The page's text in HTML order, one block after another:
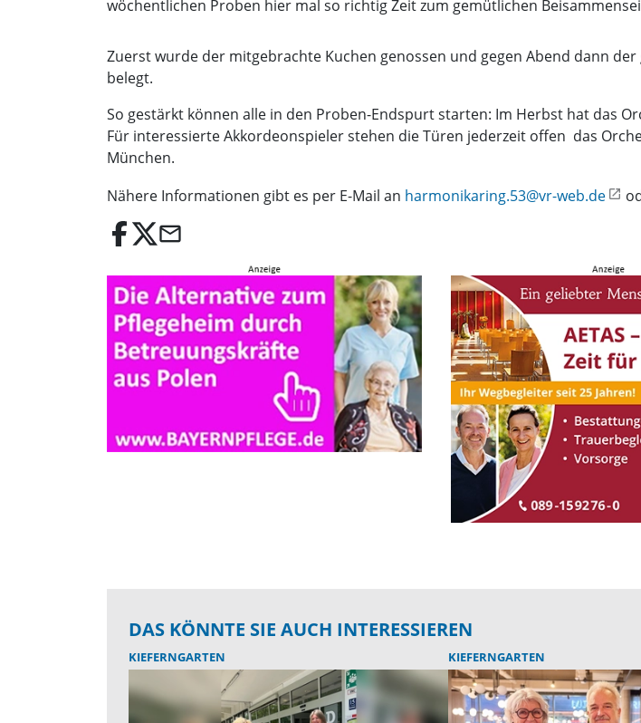
wöchentlichen Proben hier mal so richtig Zeit zum gemütlichen
Zuerst wurde der mitgebrachte Kuchen genossen und gegen Abend dann
belegt.
So gestärkt können alle in den Proben-Endspurt starten: Im Herbst hat das
Für interessierte Akkordeonspieler stehen die Türen jederzeit offen  das
München.
Nähere Informationen gibt es per E-Mail an harmonikaring.53@vr-web.de
email
DAS KÖNNTE SIE AUCH INTERESSIEREN
KIEFERNGARTEN KIEFERNGARTEN